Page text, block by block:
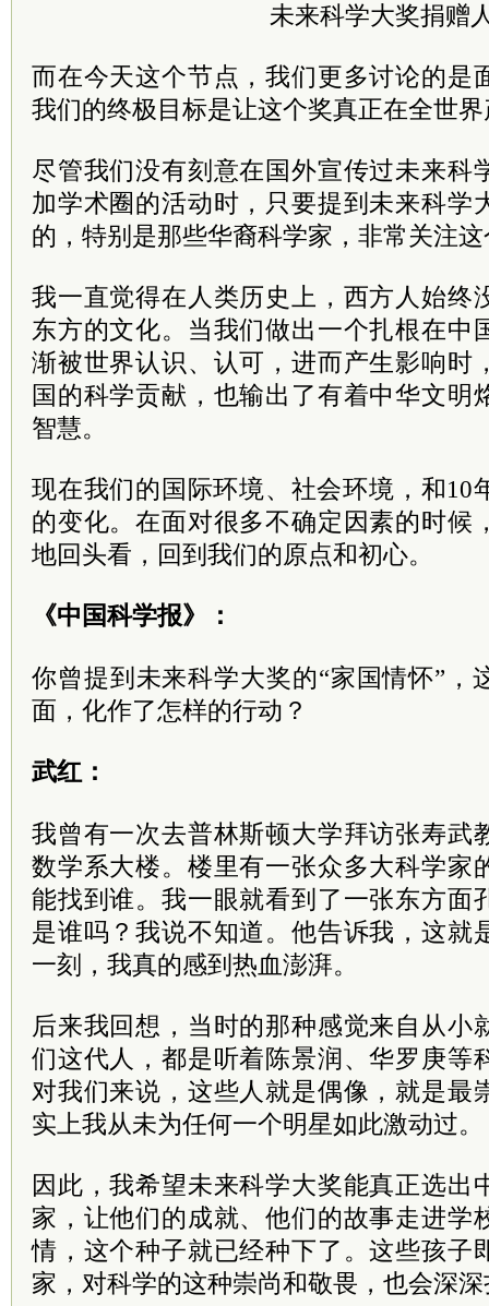
未来科学大奖捐赠
而在今天这个节点，我们更多讨论的是
我们的终极目标是让这个奖真正在全世
尽管我们没有刻意在国外宣传过未来科
加学术圈的活动时，只要提到未来科学
的，特别是那些华裔科学家，非常关注
我一直觉得在人类历史上，西方人始终
东方的文化。当我们做出一个扎根在中
渐被世界认识、认可，进而产生影响时
国的科学贡献，也输出了有着中华文明
智慧。
现在我们的国际环境、社会环境，和10
的变化。在面对很多不确定因素的时候
地回头看，回到我们的原点和初心。
《中国科学报》：
你曾提到未来科学大奖的“家国情怀”，
面，化作了怎样的行动？
武红：
我曾有一次去普林斯顿大学拜访张寿武
数学系大楼。楼里有一张众多大科学家
能找到谁。我一眼就看到了一张东方面
是谁吗？我说不知道。他告诉我，这就
一刻，我真的感到热血澎湃。
后来我回想，当时的那种感觉来自从小
们这代人，都是听着陈景润、华罗庚等
对我们来说，这些人就是偶像，就是最
实上我从未为任何一个明星如此激动过。
因此，我希望未来科学大奖能真正选出
家，让他们的成就、他们的故事走进学
情，这个种子就已经种下了。这些孩子
家，对科学的这种崇尚和敬畏，也会深